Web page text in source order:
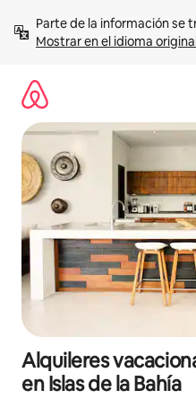
contenidoMostrar en el idioma
Alquileres
en Islas de la Bahía